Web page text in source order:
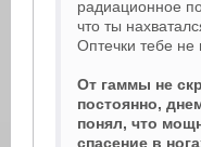
радиационное
что ты
Оптечки тебе не
От гаммы не
постоянно,
понял, что
спасение в